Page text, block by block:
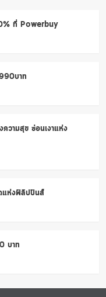
ที่ Powerbuy
บาท
วามสุข ซ่อนเงาแห่ง
แห่งฟิลิปปินส์
บาท